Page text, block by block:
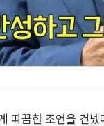
따끔한 조언을 건넸